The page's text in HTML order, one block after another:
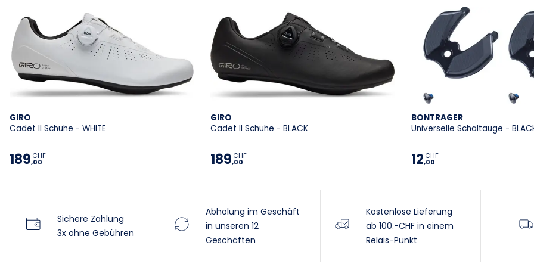
GIRO
Cadet II Schuhe - WHITE
189,00
CHF
GIRO
Cadet II Schuhe - BLACK
189,00
CHF
BONTRAGER
Universelle Schaltauge -
12,00
CHF
Sichere Zahlung
3x ohne Gebühren
Abholung im Geschäft
in unseren 12
Geschäften
Kostenlose Lieferung
ab 100.-CHF in einem
Relais-Punkt